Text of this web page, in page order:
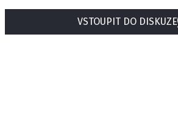
VSTOUPIT DO DISKUZE